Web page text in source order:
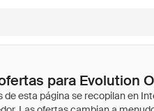
para Evolution